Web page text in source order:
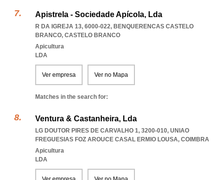
Apistrela - Sociedade Apícola, Lda
R DA IGREJA 13, 6000-022, BENQUERENCAS CASTELO
BRANCO, CASTELO BRANCO
Apicultura
LDA
Ver empresa Ver no Mapa
Matches in the search for:
Ventura & Castanheira, Lda
LG DOUTOR PIRES DE CARVALHO 1, 3200-010, UNIAO
FREGUESIAS FOZ AROUCE CASAL ERMIO LOUSA, COIMBRA
Apicultura
LDA